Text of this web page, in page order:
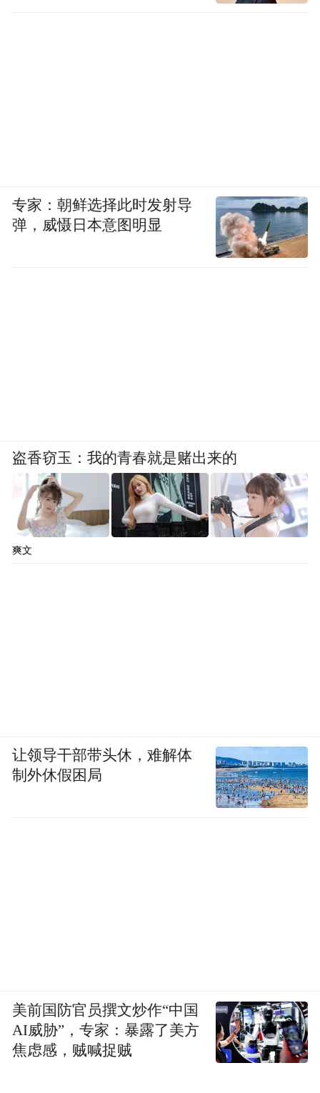
专家：朝鲜选择此时发射导
弹，威慑日本意图明显
盗香窃玉：我的青春就是赌出来的
爽文
让领导干部带头休，难解体
制外休假困局
美前国防官员撰文炒作“中国
AI威胁”，专家：暴露了美方
焦虑感，贼喊捉贼